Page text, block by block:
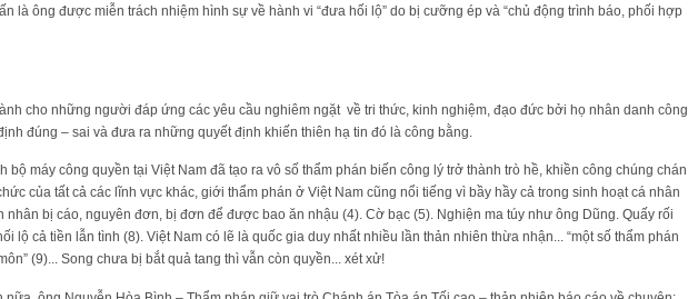
là ông được miễn trách nhiệm hình sự về hành vi “đưa hối lộ” do bị cưỡng ép và “chủ động trình báo, phối hợp
cho những người đáp ứng các yêu cầu nghiêm ngặt về tri thức, kinh nghiệm, đạo đức bởi họ nhân danh công
đúng – sai và đưa ra những quyết định khiến thiên hạ tin đó là công bằng.
bộ máy công quyền tại Việt Nam đã tạo ra vô số thẩm phán biến công lý trở thành trò hề, khiền công chúng chán
của tất cả các lĩnh vực khác, giới thẩm phán ở Việt Nam cũng nổi tiếng vì bầy hầy cả trong sinh hoạt cá nhân
nhân bị cáo, nguyên đơn, bị đơn để được bao ăn nhậu (4). Cờ bạc (5). Nghiện ma túy như ông Dũng. Quấy rối
lộ cả tiền lẫn tình (8). Việt Nam có lẽ là quốc gia duy nhất nhiều lần thản nhiên thừa nhận... “một số thẩm phán
(9)... Song chưa bị bắt quả tang thì vẫn còn quyền... xét xử!